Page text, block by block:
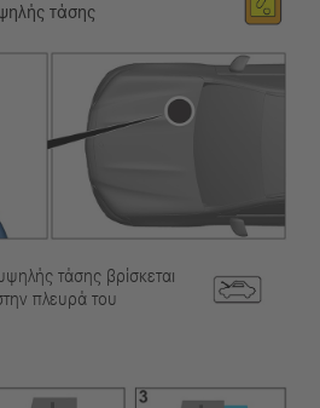
τάσης
τάσης βρίσκεται
πλευρά του